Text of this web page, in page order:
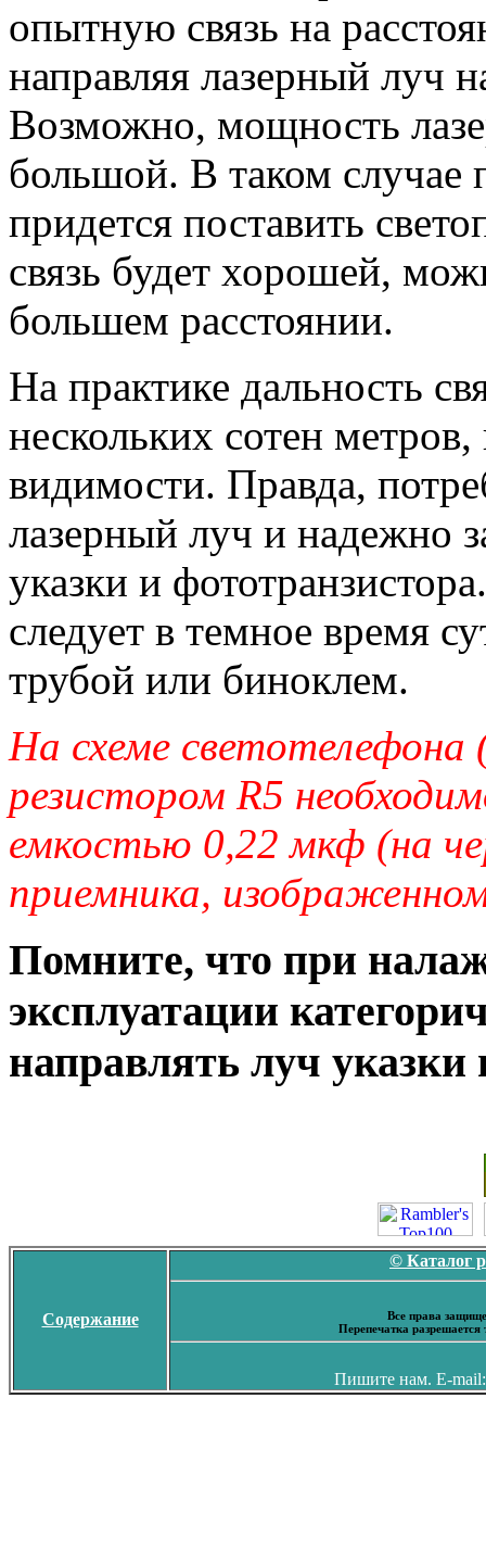
опытную связь на
направляя лазерный луч
Возможно, мощность
большой. В таком случае
придется поставить
связь будет хорошей,
большем расстоянии.
На практике дальность
нескольких сотен
видимости. Правда,
лазерный луч и надежно
указки и
следует в темное время
трубой или биноклем.
На схеме светотелефона
резистором R5
емкостью 0,22 мкф (на
приемника,
Помните, что при
эксплуатации
направлять луч указки
Содержание
© Каталог
Все права
Перепечатка
Пишите нам. E-